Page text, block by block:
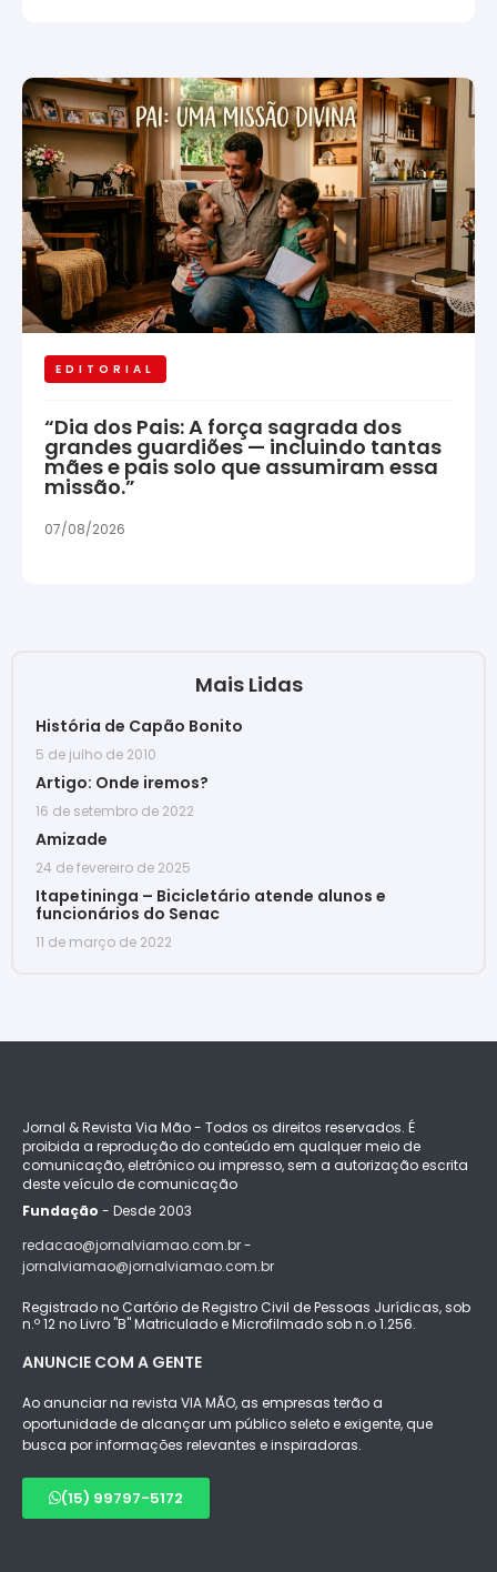
EDITORIAL
“Dia dos Pais: A força sagrada dos
grandes guardiões — incluindo tantas
mães e pais solo que assumiram essa
missão.”
07/08/2026
Mais Lidas
História de Capão Bonito
5 de julho de 2010
Artigo: Onde iremos?
16 de setembro de 2022
Amizade
24 de fevereiro de 2025
Itapetininga – Bicicletário atende alunos e
funcionários do Senac
11 de março de 2022
Jornal & Revista Via Mão - Todos os direitos reservados. É
proibida a reprodução do conteúdo em qualquer meio de
comunicação, eletrônico ou impresso, sem a autorização escrita
deste veículo de comunicação
Fundação - Desde 2003
redacao@jornalviamao.com.br -
jornalviamao@jornalviamao.com.br
Registrado no Cartório de Registro Civil de Pessoas Jurídicas, sob
n.º 12 no Livro "B" Matriculado e Microfilmado sob n.o 1.256.
ANUNCIE COM A GENTE
Ao anunciar na revista VIA MÃO, as empresas terão a
oportunidade de alcançar um público seleto e exigente, que
busca por informações relevantes e inspiradoras.
(15) 99797-5172